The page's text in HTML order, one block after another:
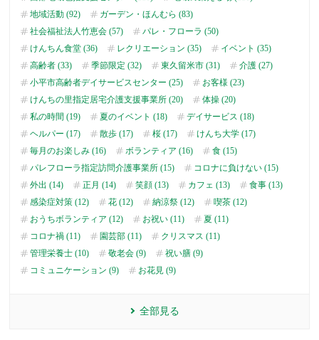
地域活動 (92)
ガーデン・ほんむら (83)
社会福祉法人竹恵会 (57)
パレ・フローラ (50)
けんちん食堂 (36)
レクリエーション (35)
イベント (35)
高齢者 (33)
季節限定 (32) 東久留米市 (31)
介護 (27)
小平市高齢者デイサービスセンター (25)
お客様 (23)
けんちの里指定居宅介護支援事業所 (20)
体操 (20)
私の時間 (19)
夏のイベント (18)
デイサービス (18)
ヘルパー (17)
散歩 (17) 桜 (17)
けんち大学 (17)
毎月のお楽しみ (16)
ボランティア (16)
食 (15)
パレフローラ指定訪問介護事業所 (15)
コロナに負けない (15)
外出 (14)
正月 (14) 笑顔 (13) カフェ (13)
食事 (13)
感染症対策 (12)
花 (12) 納涼祭 (12)
喫茶 (12)
おうちボランティア (12)
お祝い (11)
夏 (11)
コロナ禍 (11)
園芸部 (11)
クリスマス (11)
管理栄養士 (10)
敬老会 (9)
祝い膳 (9)
コミュニケーション (9)
お花見 (9)
全部見る